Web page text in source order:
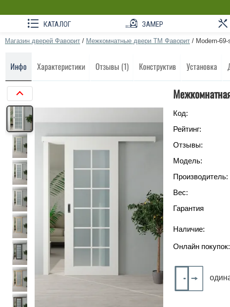
КАТАЛОГ ЗАМЕР
Магазин дверей Фаворит / Межкомнатные двери ТМ Фаворит / Modern-
Инфо Характеристики Отзывы (1) Конструктив Установка
Код:
Рейтинг:
Отзывы:
Модель:
Производитель:
Вес:
Гарантия
Наличие:
Онлайн покупок: